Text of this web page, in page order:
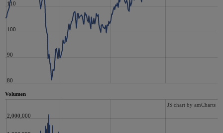
80
90
100
110
Volumen
2,000,000
JS chart by amCharts